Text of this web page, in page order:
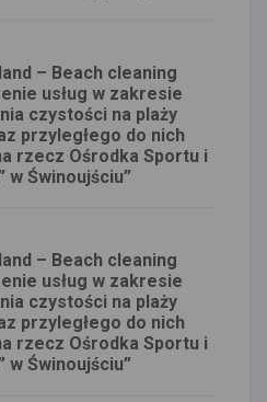
– Beach cleaning
usług w zakresie
czystości na plaży
przyległego do nich
rzecz Ośrodka Sportu i
w Świnoujściu”
– Beach cleaning
usług w zakresie
czystości na plaży
przyległego do nich
rzecz Ośrodka Sportu i
w Świnoujściu”